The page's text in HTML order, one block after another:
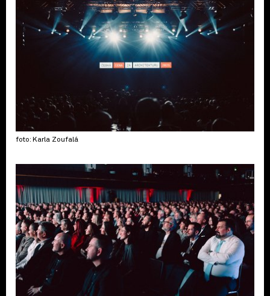
foto: Karla Zoufalá